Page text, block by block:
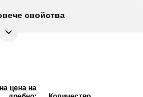
свойства
цена на